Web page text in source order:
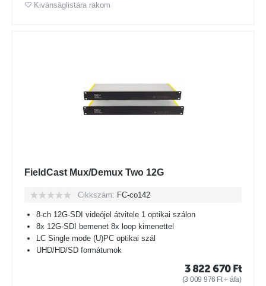
Kivánságlistára rakom
FieldCast Mux/Demux Two 12G
Cikkszám: FC-co142
8-ch 12G-SDI videójel átvitele 1 optikai szálon
8x 12G-SDI bemenet 8x loop kimenettel
LC Single mode (U)PC optikai szál
UHD/HD/SD formátumok
3 822 670 Ft
(3 009 976 Ft+ áfa)